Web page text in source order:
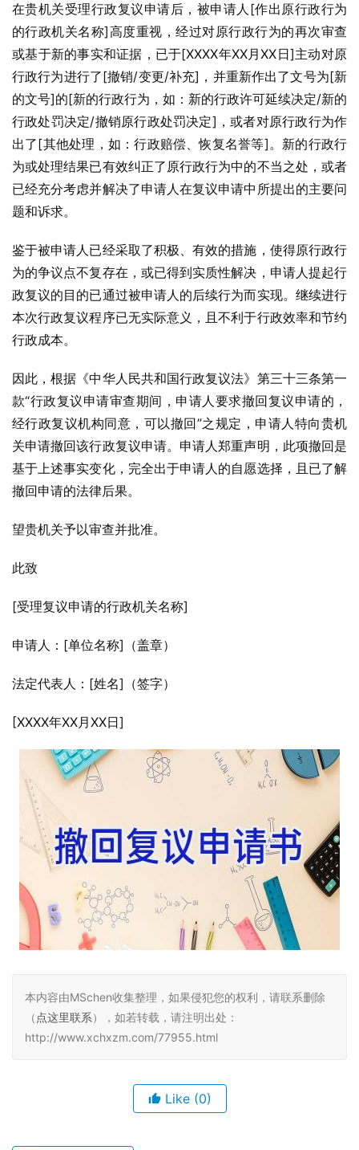
在贵机关受理行政复议申请后，被申请人[作出原行政行为
的行政机关名称]高度重视，经过对原行政行为的再次审查
或基于新的事实和证据，已于[XXXX年XX月XX日]主动对原
行政行为进行了[撤销/变更/补充]，并重新作出了文号为[新
的文号]的[新的行政行为，如：新的行政许可延续决定/新的
行政处罚决定/撤销原行政处罚决定]，或者对原行政行为作
出了[其他处理，如：行政赔偿、恢复名誉等]。新的行政行
为或处理结果已有效纠正了原行政行为中的不当之处，或者
已经充分考虑并解决了申请人在复议申请中所提出的主要问
题和诉求。
鉴于被申请人已经采取了积极、有效的措施，使得原行政行
为的争议点不复存在，或已得到实质性解决，申请人提起行
政复议的目的已通过被申请人的后续行为而实现。继续进行
本次行政复议程序已无实际意义，且不利于行政效率和节约
行政成本。
因此，根据《中华人民共和国行政复议法》第三十三条第一
款“行政复议申请审查期间，申请人要求撤回复议申请的，
经行政复议机构同意，可以撤回”之规定，申请人特向贵机
关申请撤回该行政复议申请。申请人郑重声明，此项撤回是
基于上述事实变化，完全出于申请人的自愿选择，且已了解
撤回申请的法律后果。
望贵机关予以审查并批准。
此致
[受理复议申请的行政机关名称]
申请人：[单位名称]（盖章）
法定代表人：[姓名]（签字）
[XXXX年XX月XX日]
本内容由MSchen收集整理，如果侵犯您的权利，请联系删除
（ 点这里联系），如若转载，请注明出处：
http://www.xchxzm.com/77955.html
Like (0)